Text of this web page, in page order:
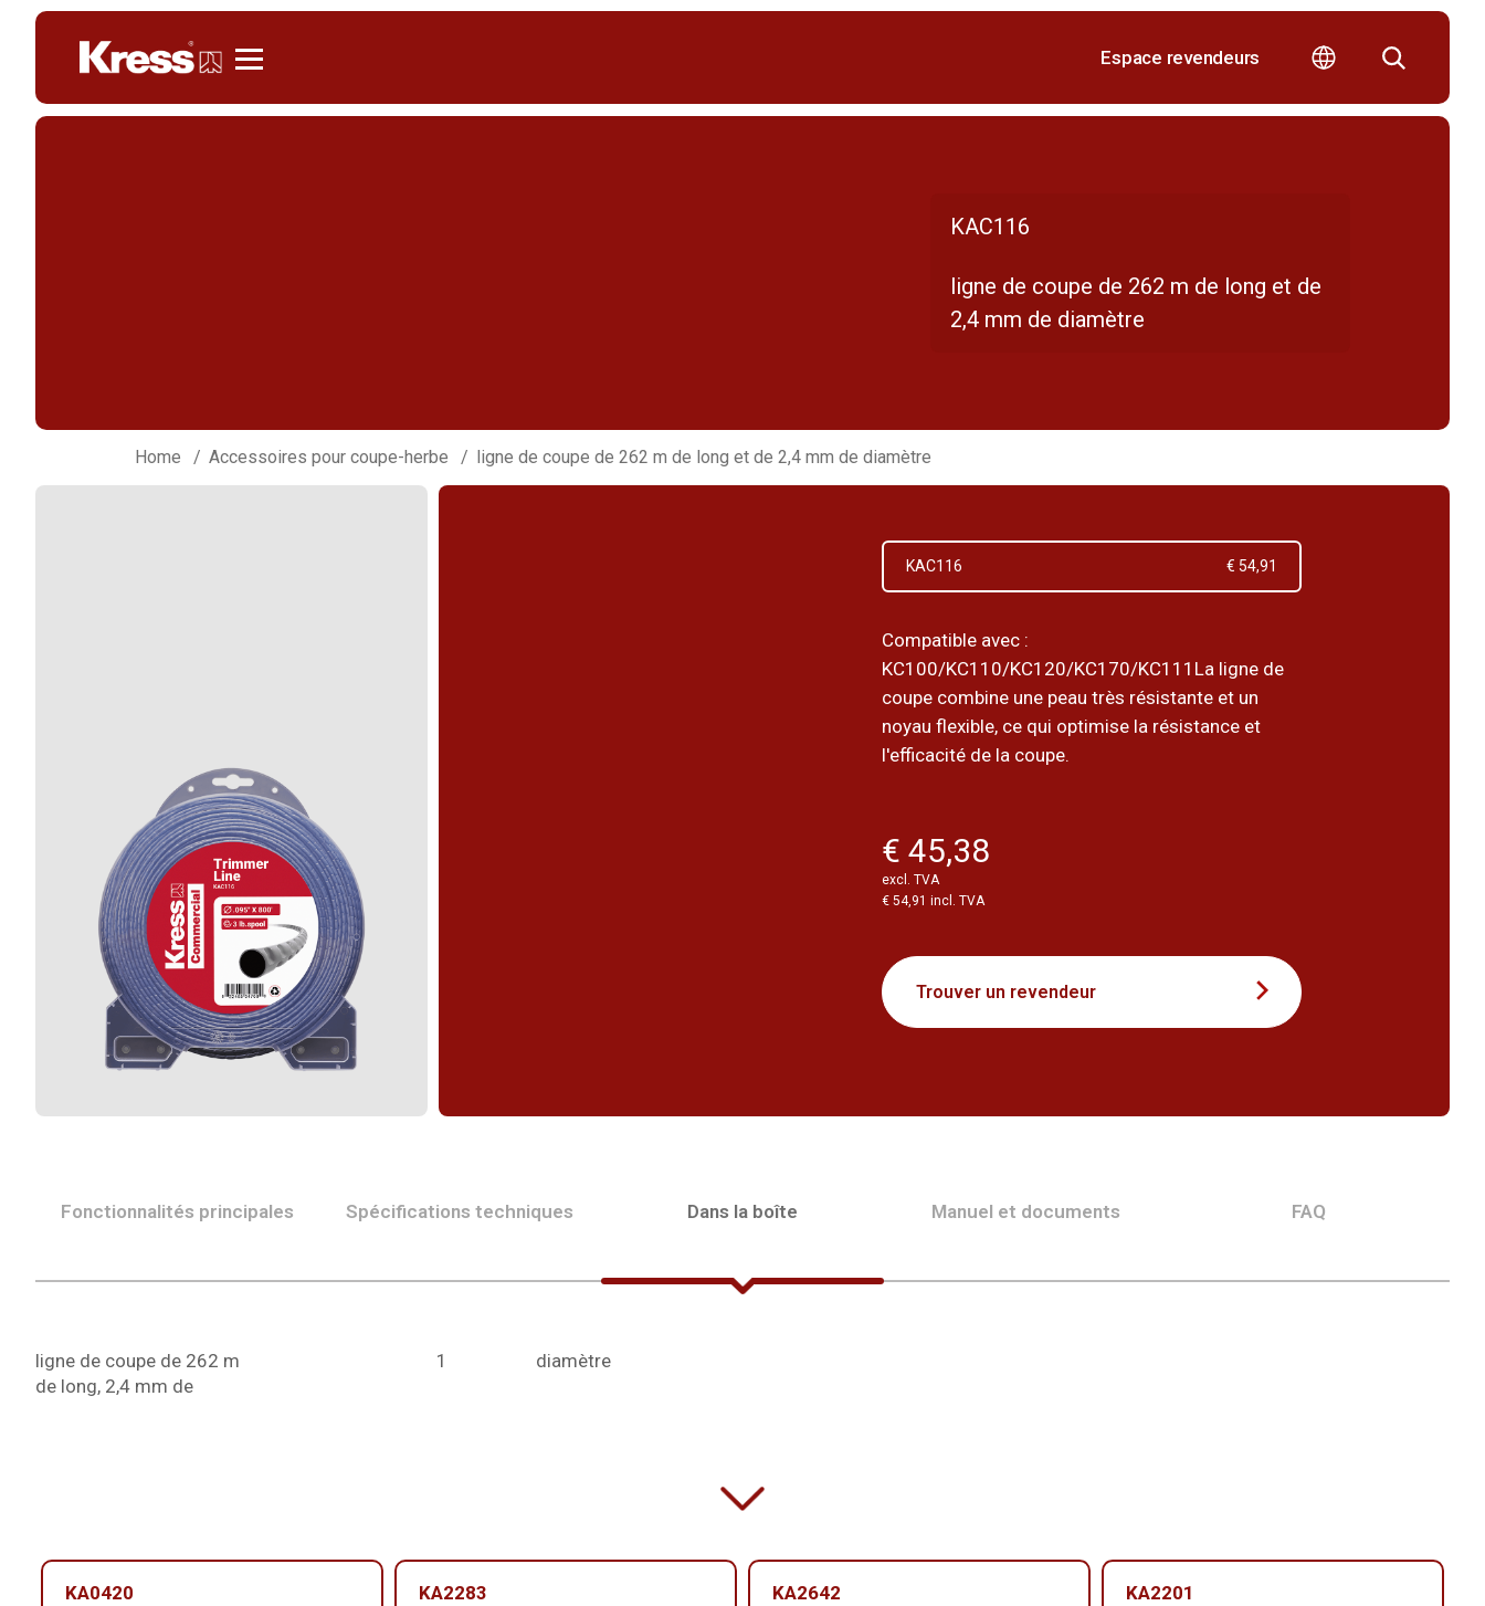
Espace revendeurs
KAC116
ligne de coupe de 262 m de long et de
2,4 mm de diamètre
Home Accessoires pour coupe-herbe ligne de coupe de 262 m de long et de 2,4 mm de diamètre
KAC116 € 54,91
Compatible avec :
KC100/KC110/KC120/KC170/KC111La ligne de
coupe combine une peau très résistante et un
noyau flexible, ce qui optimise la résistance et
l'efficacité de la coupe.
€ 45,38
excl. TVA
€ 54,91 incl. TVA
Trouver un revendeur
Fonctionnalités principales Spécifications techniques Dans la boîte Manuel et documents FAQ
ligne de coupe de 262 m
de long, 2,4 mm de
diamètre
1
KA0420 KA2283 KA2642 KA2201